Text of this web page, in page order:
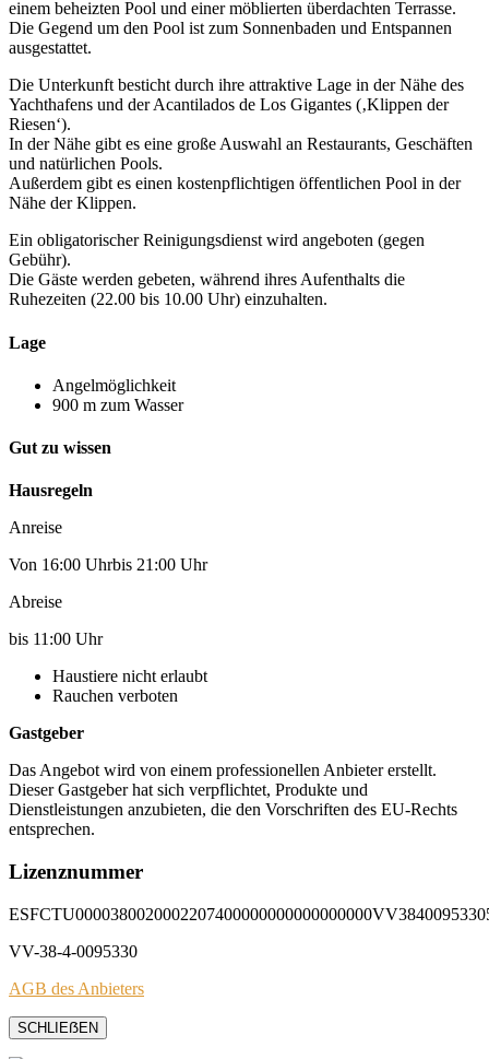
einem beheizten Pool und einer möblierten überdachten Terrasse.
Die Gegend um den Pool ist zum Sonnenbaden und Entspannen
ausgestattet.
Die Unterkunft besticht durch ihre attraktive Lage in der Nähe des
Yachthafens und der Acantilados de Los Gigantes (‚Klippen der
Riesen‘).
In der Nähe gibt es eine große Auswahl an Restaurants, Geschäften
und natürlichen Pools.
Außerdem gibt es einen kostenpflichtigen öffentlichen Pool in der
Nähe der Klippen.
Ein obligatorischer Reinigungsdienst wird angeboten (gegen
Gebühr).
Die Gäste werden gebeten, während ihres Aufenthalts die
Ruhezeiten (22.00 bis 10.00 Uhr) einzuhalten.
Lage
Angelmöglichkeit
900 m zum Wasser
Gut zu wissen
Hausregeln
Anreise
Von 16:00 Uhrbis 21:00 Uhr
Abreise
bis 11:00 Uhr
Haustiere nicht erlaubt
Rauchen verboten
Gastgeber
Das Angebot wird von einem professionellen Anbieter erstellt.
Dieser Gastgeber hat sich verpflichtet, Produkte und
Dienstleistungen anzubieten, die den Vorschriften des EU-Rechts
entsprechen.
Lizenznummer
VV-38-4-0095330
AGB des Anbieters
SCHLIEẞEN